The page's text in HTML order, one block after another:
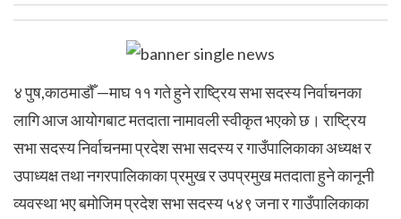
४ पुष,काठमाडौँ —माघ ११ गते हुने राष्ट्रिय सभा सदस्य निर्वाचनका
लागि आज आयोगबाट मतदाता नामावली स्वीकृत भएको छ। राष्ट्रिय
सभा सदस्य निर्वाचनमा प्रदेश सभा सदस्य र गाउँपालिकाका अध्यक्ष र
उपाध्यक्ष तथा नगरपालिकाका प्रमुख र उपप्रमुख मतदाता हुने कानूनी
व्यवस्था भए बमोजिम प्रदेश सभा सदस्य ५४९ जना र गाउँपालिकाका